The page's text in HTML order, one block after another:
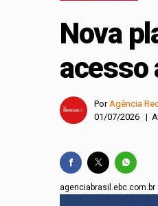
Nova
acesso
PorAgência
01/07/2026 |
agenciabrasil.ebc.com.br